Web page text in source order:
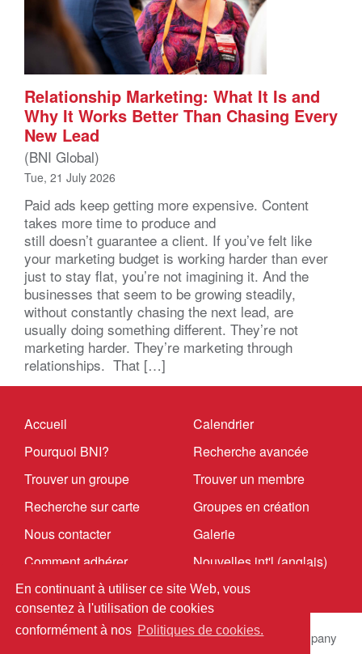
En continuant à utiliser ce site Web, vous
consentez à l'utilisation de cookies
conformément à nos Politiques de cookies.
Relationship Marketing: What It Is and
Why It Works Better Than Chasing Every
New Lead
(BNI Global)
Tue, 21 July 2026
Paid ads keep getting more expensive. Content
takes more time to produce and
still doesn’t guarantee a client. If you’ve felt like
your marketing budget is working harder than ever
just to stay flat, you’re not imagining it. And the
businesses that seem to be growing steadily,
without constantly chasing the next lead, are
usually doing something different. They’re not
marketing harder. They’re marketing through
relationships. That […]
Accueil
Pourquoi BNI?
Trouver un groupe
Recherche sur carte
Nous contacter
Comment adhérer
Calendrier
Recherche avancée
Trouver un membre
Groupes en création
Galerie
Nouvelles int'l (anglais)
© 2026 BNI Global LLC.All Rights Reserved. All company